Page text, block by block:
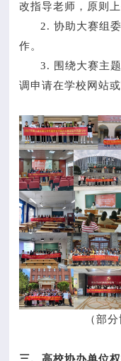
改指导老师，原则
2. 协助大赛组
作。
3. 围绕大赛主
调申请在学校网站
（部
三、高校协办单位